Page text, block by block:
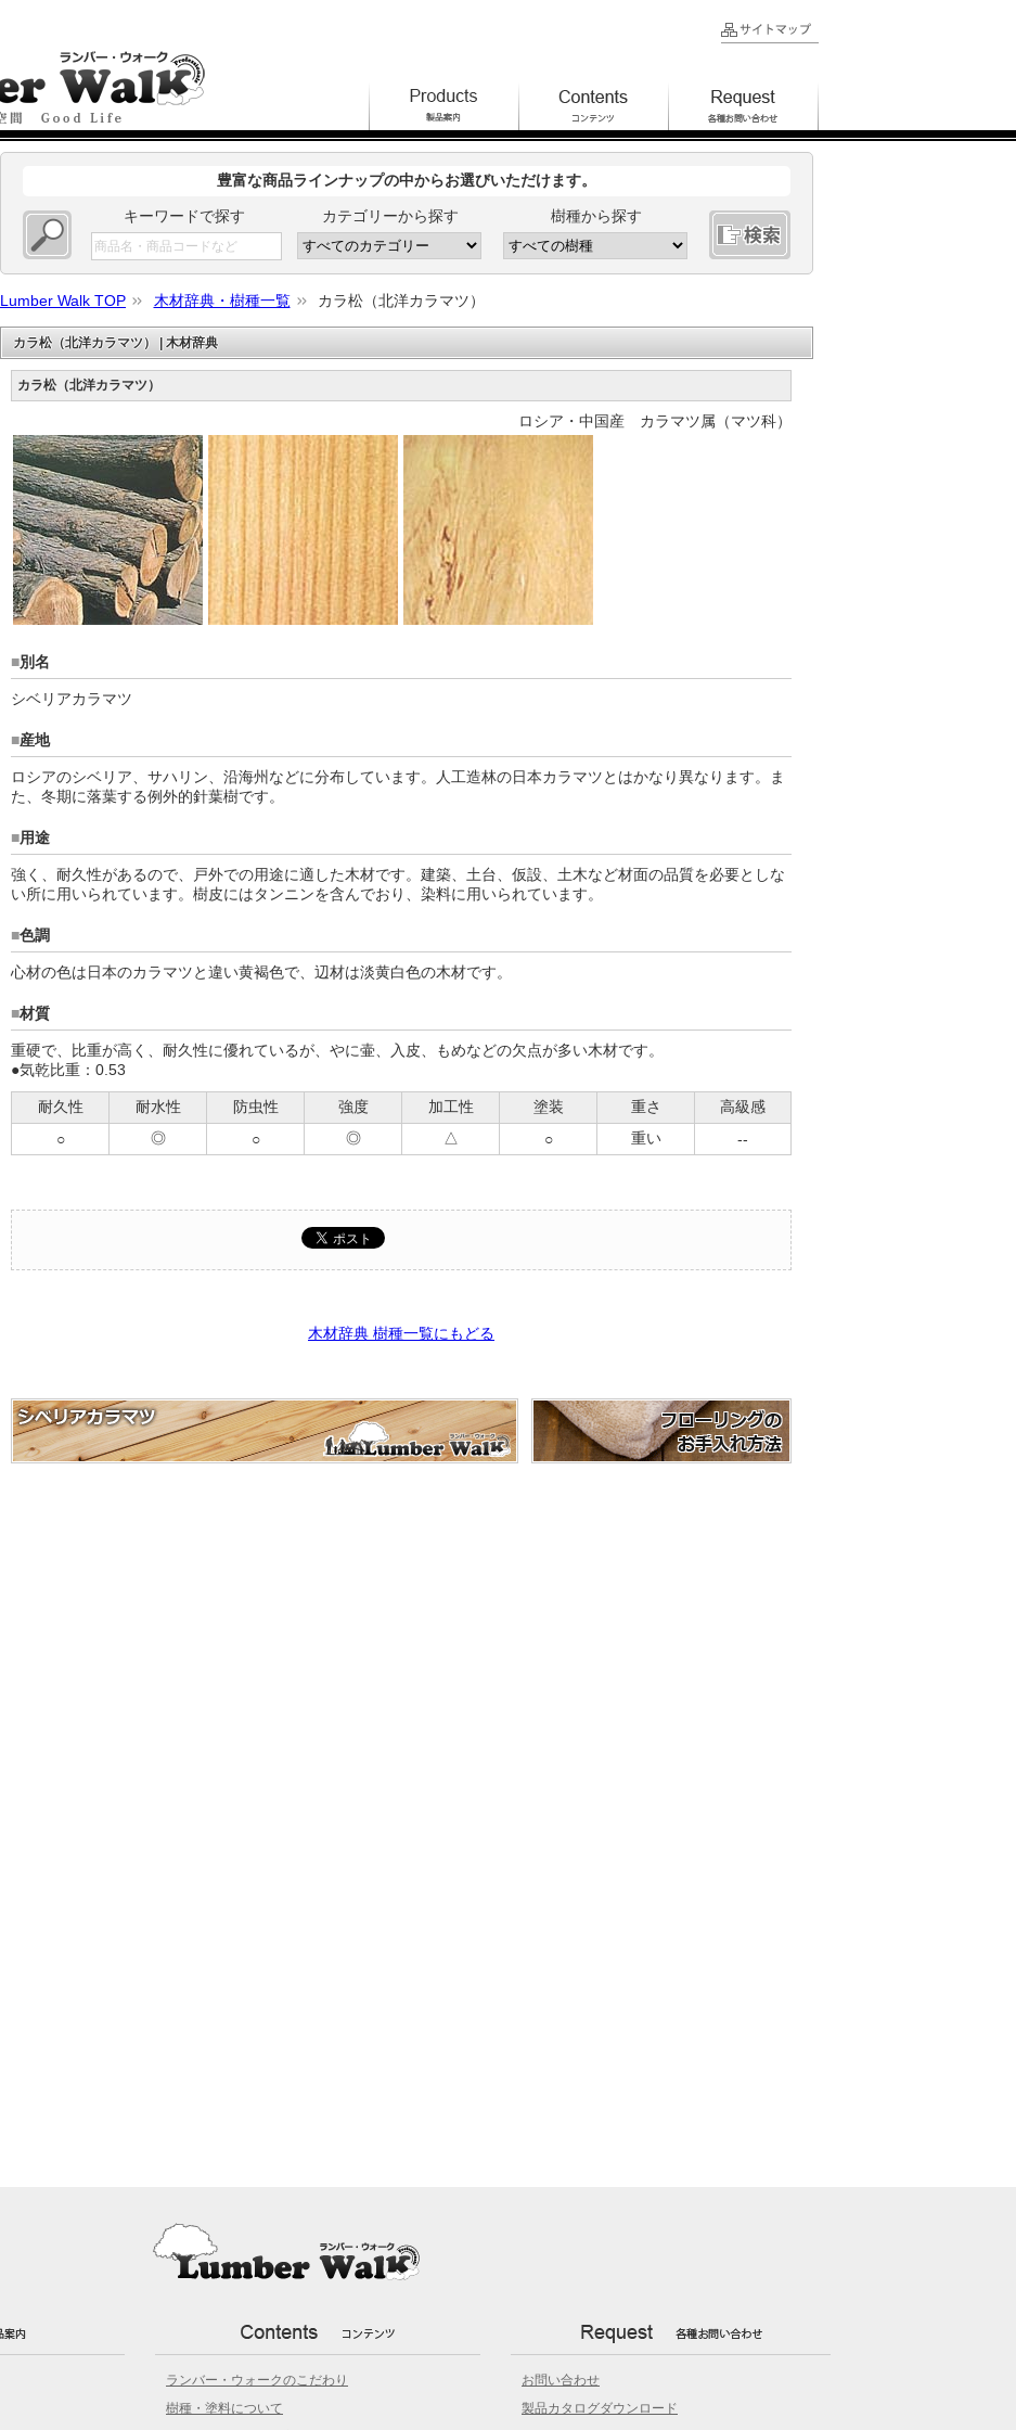
豊富な商品ラインナップの中からお選びいただけます。
キーワードで探す カテゴリーから探す 樹種から探す
Lumber Walk TOP 木材辞典・樹種一覧 カラ松（北洋カラマツ）
カラ松（北洋カラマツ） | 木材辞典
カラ松（北洋カラマツ）
ロシア・中国産 カラマツ属（マツ科）
■別名
シベリアカラマツ
■産地
ロシアのシベリア、サハリン、沿海州などに分布しています。人工造林の日本カラマツとはかなり異なります。ま
た、冬期に落葉する例外的針葉樹です。
■用途
強く、耐久性があるので、戸外での用途に適した木材です。建築、土台、仮設、土木など材面の品質を必要としな
い所に用いられています。樹皮にはタンニンを含んでおり、染料に用いられています。
■色調
心材の色は日本のカラマツと違い黄褐色で、辺材は淡黄白色の木材です。
■材質
重硬で、比重が高く、耐久性に優れているが、やに壷、入皮、もめなどの欠点が多い木材です。
●気乾比重：0.53
耐久性 耐水性 防虫性 強度 加工性 塗装 重さ
高級感
○
◎ ○ ◎ △ ○ 重い --
木材辞典 樹種一覧にもどる
ランバー・ウォークのこだわり
樹種・塗料について
お問い合わせ
製品カタログダウンロード